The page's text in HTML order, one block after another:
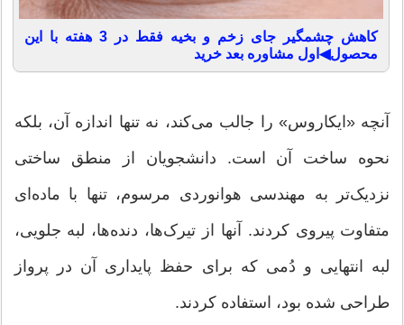
کاهش چشمگیر جای زخم و بخیه فقط در 3 هفته با این
محصول◀اول مشاوره بعد خرید
آنچه «ایکاروس» را جالب می‌کند، نه تنها اندازه آن، بلکه
نحوه ساخت آن است. دانشجویان از منطق ساختی
نزدیک‌تر به مهندسی هوانوردی مرسوم، تنها با ماده‌ای
متفاوت پیروی کردند. آنها از تیرک‌ها، دنده‌ها، لبه جلویی،
لبه انتهایی و دُمی که برای حفظ پایداری آن در پرواز
طراحی شده بود، استفاده کردند.